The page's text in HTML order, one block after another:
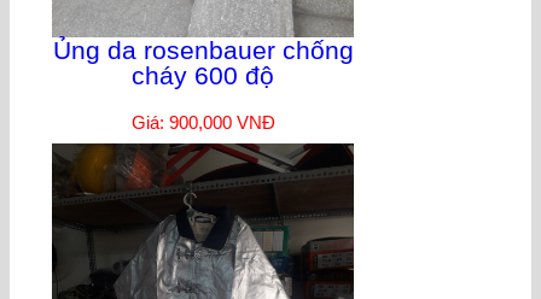
Ủng da rosenbauer chống
cháy 600 độ
Giá: 900,000 VNĐ